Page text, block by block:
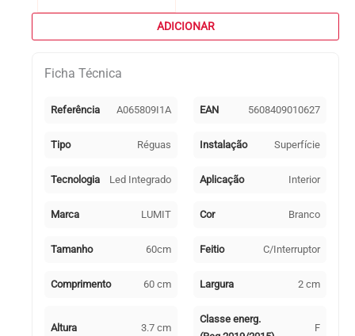
AXINITE
com
9W
810lm
Branco
ADICIONAR
Ficha Técnica
Referência A065809I1A EAN 5608409010627
Tipo Réguas Instalação Superfície
Tecnologia Led Integrado Aplicação Interior
Marca LUMIT Cor Branco
Tamanho 60cm Feitio C/Interruptor
Comprimento 60 cm Largura 2 cm
Altura 3.7 cm
Classe energ.
F